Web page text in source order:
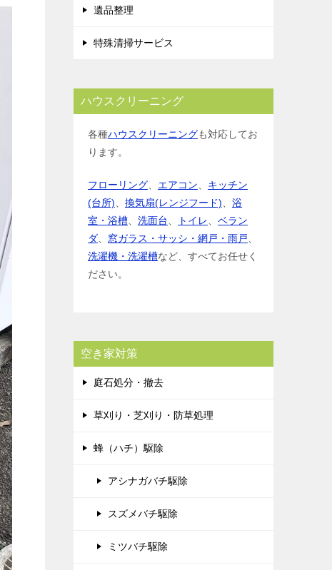
遺品整理
特殊清掃サービス
ハウスクリーニング
各種ハウスクリーニングも対応してお
ります。
フローリング エアコン
キッチン
(台所)
換気扇(レンジフード)
浴
室・浴槽
洗面台 トイレ
ベラン
ダ
窓ガラス・サッシ・網戸・雨戸
洗濯機・洗濯槽など、すべてお任せく
ださい。
空き家対策
庭石処分・撤去
草刈り・芝刈り・防草処理
蜂（ハチ）駆除
アシナガバチ駆除
スズメバチ駆除
ミツバチ駆除